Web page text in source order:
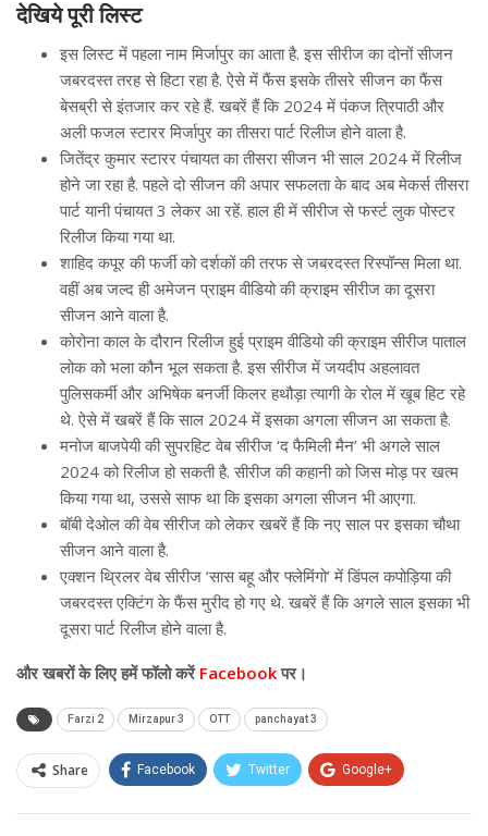
देखिये पूरी लिस्ट
इस लिस्ट में पहला नाम मिर्जापुर का आता है. इस सीरीज का दोनों सीजन
जबरदस्त तरह से हिटा रहा है. ऐसे में फैंस इसके तीसरे सीजन का फैंस
बेसब्री से इंतजार कर रहे हैं. खबरें हैं कि 2024 में पंकज त्रिपाठी और
अली फजल स्टारर मिर्जापुर का तीसरा पार्ट रिलीज होने वाला है.
जितेंद्र कुमार स्टारर पंचायत का तीसरा सीजन भी साल 2024 में रिलीज
होने जा रहा है. पहले दो सीजन की अपार सफलता के बाद अब मेकर्स तीसरा
पार्ट यानी पंचायत 3 लेकर आ रहें. हाल ही में सीरीज से फर्स्ट लुक पोस्टर
रिलीज किया गया था.
शाहिद कपूर की फर्जी को दर्शकों की तरफ से जबरदस्त रिस्पॉन्स मिला था.
वहीं अब जल्द ही अमेजन प्राइम वीडियो की क्राइम सीरीज का दूसरा
सीजन आने वाला है.
कोरोना काल के दौरान रिलीज हुई प्राइम वीडियो की क्राइम सीरीज पाताल
लोक को भला कौन भूल सकता है. इस सीरीज में जयदीप अहलावत
पुलिसकर्मी और अभिषेक बनर्जी किलर हथौड़ा त्यागी के रोल में खूब हिट रहे
थे. ऐसे में खबरें हैं कि साल 2024 में इसका अगला सीजन आ सकता है.
मनोज बाजपेयी की सुपरहिट वेब सीरीज ‘द फैमिली मैन’ भी अगले साल
2024 को रिलीज हो सकती है. सीरीज की कहानी को जिस मोड़ पर खत्म
किया गया था, उससे साफ था कि इसका अगला सीजन भी आएगा.
बॉबी देओल की वेब सीरीज को लेकर खबरें हैं कि नए साल पर इसका चौथा
सीजन आने वाला है.
एक्शन थ्रिलर वेब सीरीज ‘सास बहू और फ्लेमिंगो’ में डिंपल कपोड़िया की
जबरदस्त एक्टिंग के फैंस मुरीद हो गए थे. खबरें हैं कि अगले साल इसका भी
दूसरा पार्ट रिलीज होने वाला है.
और खबरों के लिए हमें फॉलो करेंFacebookपर।
Farzi 2 Mirzapur 3 OTT panchayat 3
Share Facebook Twitter Google+